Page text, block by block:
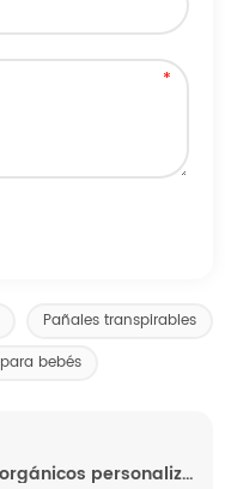
Pañales transpirables
bebés
MUESTRA GRATIS Pañales orgánicos personalizados para bebé Pañales suaves hipoalergénicos probióticos súper absorbentes